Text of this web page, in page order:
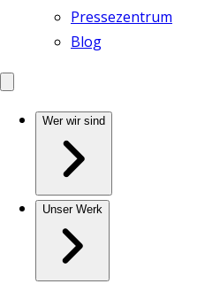
Pressezentrum
Blog
Wer wir sind
Unser Werk